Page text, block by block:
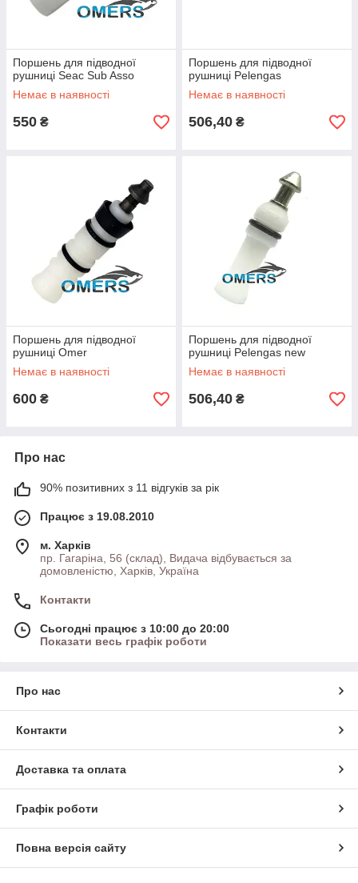
Поршень для підводної
рушниці Seac Sub Asso
Немає в наявності
550 ₴
Поршень для підводної
рушниці Pelengas
Немає в наявності
506,40 ₴
Поршень для підводної
рушниці Omer
Немає в наявності
600 ₴
Поршень для підводної
рушниці Pelengas new
Немає в наявності
506,40 ₴
Про нас
90% позитивних з 11 відгуків за рік
Працює з 19.08.2010
м. Харків
пр. Гагаріна, 56 (склад), Видача відбувається за
домовленістю, Харків, Україна
Контакти
Сьогодні працює з 10:00 до 20:00
Показати весь графік роботи
Про нас
Контакти
Доставка та оплата
Графік роботи
Повна версія сайту